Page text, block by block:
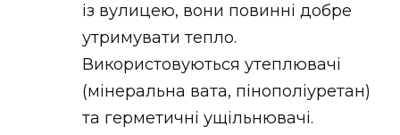
із вулицею, вони повинні добре
утримувати тепло.
Використовуються утеплювачі
(мінеральна вата, пінополіуретан)
та герметичні ущільнювачі.